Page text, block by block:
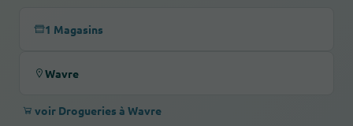
1 Magasins
Wavre
voir Drogueries à Wavre